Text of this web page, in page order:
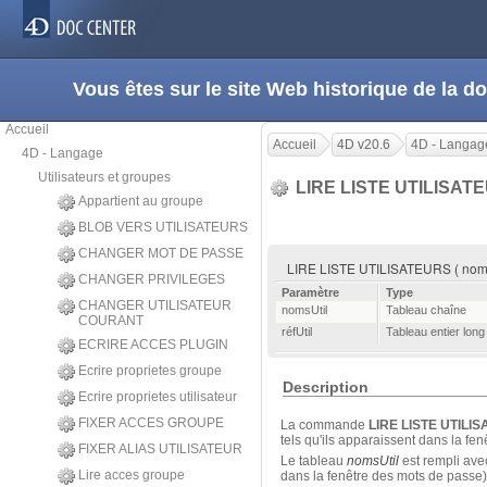
Vous êtes sur le site Web historique de la
Accueil
4D - Langage
Utilisateurs et groupes
Appartient au groupe
BLOB VERS UTILISATEURS
CHANGER MOT DE PASSE
CHANGER PRIVILEGES
CHANGER UTILISATEUR
COURANT
ECRIRE ACCES PLUGIN
Ecrire proprietes groupe
Ecrire proprietes utilisateur
FIXER ACCES GROUPE
FIXER ALIAS UTILISATEUR
Lire acces groupe
Accueil 4D v20.6 4D -
LIRE LISTE
LIRE LISTE UTILISATEURS (
Paramètre
Type
nomsUtil
Tableau chaîne
réfUtil
Tableau entier long
Description
La commande LIRE LISTE
tels qu'ils apparaissent dans la
Le tableau nomsUtil est rempli
dans la fenêtre des mots de